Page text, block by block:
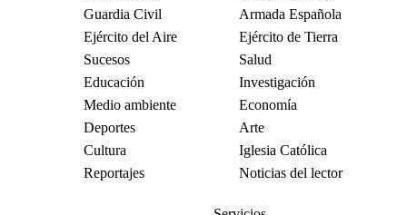
Guardia Civil
Armada Española
Ejército del Aire
Ejército de Tierra
Sucesos
Salud
Educación
Investigación
Medio ambiente
Economía
Deportes
Arte
Cultura
Iglesia Católica
Reportajes
Noticias del lector